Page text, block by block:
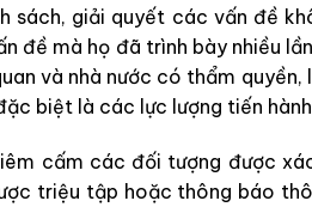
sách, giải quyết các vấn đề
đề mà họ đã trình bày nhiều
và nhà nước có thẩm
biệt là các lực lượng tiến
cấm các đối tượng được
triệu tập hoặc thông báo